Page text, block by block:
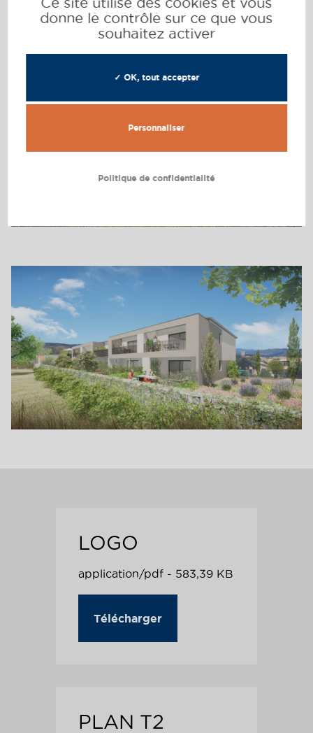
LOGO
application/pdf - 583,39 KB
Télécharger
PLAN T2
donne le contrôle sur ce que vous
souhaitez activer
✓ OK, tout accepter
Personnaliser
Politique de confidentialité